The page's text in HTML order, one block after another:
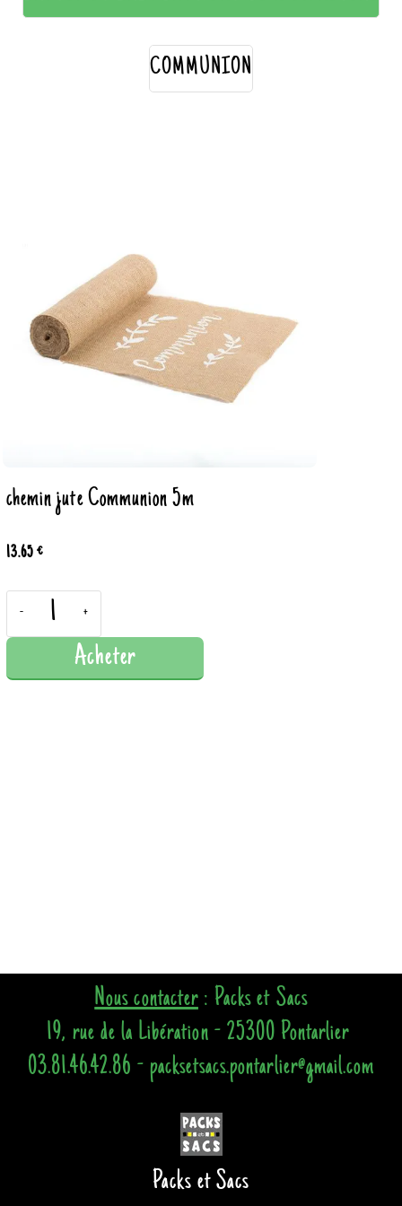
COMMUNION
chemin jute Communion 5m
13.65 €
- +
Acheter
Nous contacter: Packs et Sacs
19, rue de la Libération - 25300 Pontarlier
03.81.46.42.86 - packsetsacs.pontarlier@gmail.com
Packs et Sacs